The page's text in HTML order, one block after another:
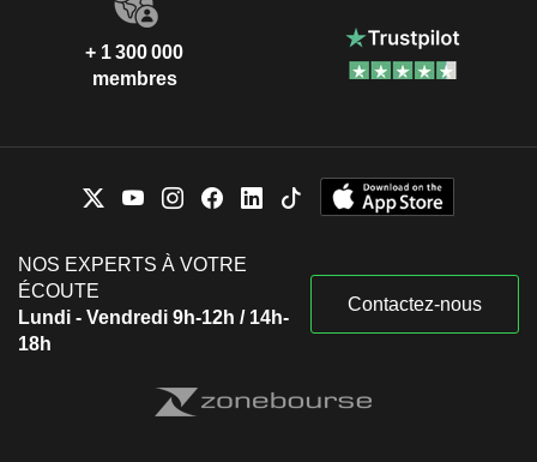
+ 1 300 000
membres
NOS EXPERTS À VOTRE
ÉCOUTE
Lundi - Vendredi 9h-12h / 14h-
18h
Contactez-nous